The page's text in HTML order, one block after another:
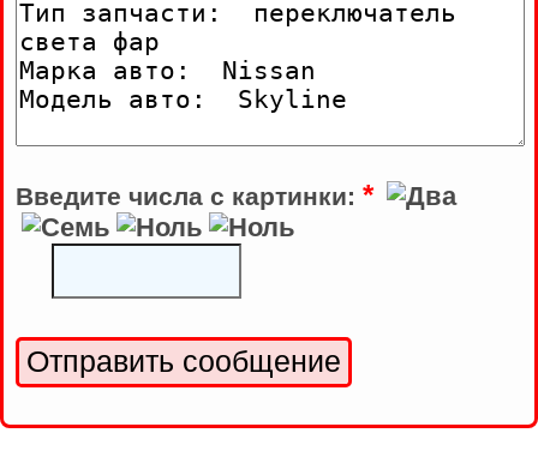
Введите числа с картинки: *